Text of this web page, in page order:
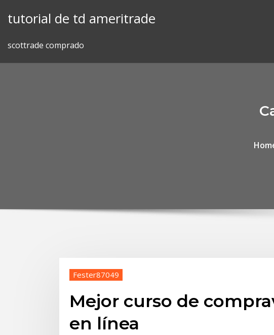
tutorial de td ameritrade
scottrade comprado
Fester87049
Mejor curso de
en línea